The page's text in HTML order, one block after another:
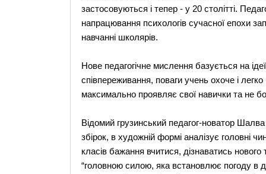
застосовуються і тепер - у 20 столітті.
напрацювання психологів сучасної епохи
навчанні школярів.
Нове педагогічне мислення базується на
співпереживання, поваги учень охоче і
максимально проявляє свої навички та не
Відомий грузинський педагог-новатор
збірок, в художній формі аналізує головні
класів бажання вчитися, дізнаватись
“головною силою, яка встановлює погоду в